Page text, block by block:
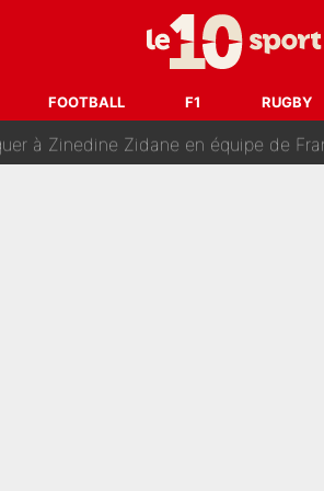
FOOTBALL F1 RUGBY
sa signature au PSG : Voilà les
Paul Seixas est confirmée... et c'est une
Le PSG avait déjà réalisé une folie
que Zinedine Zidane a accepté dans